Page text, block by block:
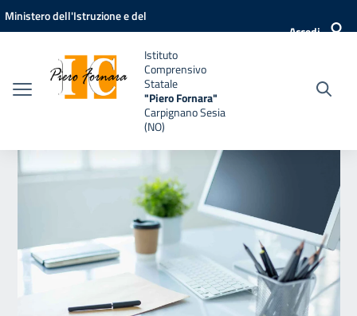
Vai ai contenuti
Vai al menu di navigazione
Vai al footer
Ministero dell'Istruzione e del
Accedi
Istituto
Comprensivo
Statale
"Piero Fornara"
Carpignano Sesia
(NO)